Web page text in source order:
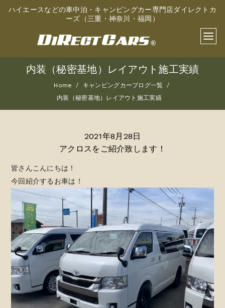
ハイエースなどの車中泊・キャンピングカー専門店ダイレクトカ
ーズ（三重・神奈川・福岡）
内装（秘密基地）レイアウト施工実績
Home
キャンピングカーブログ一覧
内装（秘密基地）レイアウト施工実績
2021年8月28日
アクロスをご紹介致します！
皆さんこんにちは！
今回紹介するお車は！